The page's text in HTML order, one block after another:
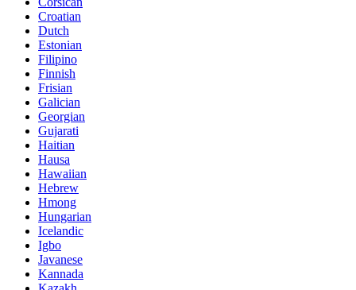
Croatian
Dutch
Estonian
Filipino
Finnish
Frisian
Galician
Georgian
Gujarati
Haitian
Hausa
Hawaiian
Hebrew
Hmong
Hungarian
Icelandic
Igbo
Javanese
Kannada